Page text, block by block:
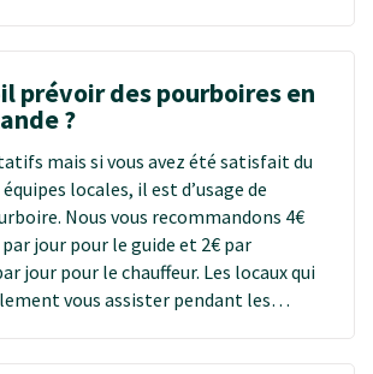
prévoir des pourboires en
?
mais si vous avez été satisfait du
locales, il est d’usage de
Nous vous recommandons 4€
jour pour le guide et 2€ par
jour pour le chauffeur. Les locaux qui
vous assister pendant les